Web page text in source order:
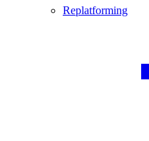
Replatforming